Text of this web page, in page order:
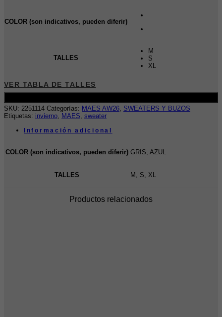
COLOR (son indicativos, pueden diferir)
TALLES
M
S
XL
VER TABLA DE TALLES
SKU: 2251114 Categorías: MAES AW26, SWEATERS Y BUZOS
Etiquetas: invierno, MAES, sweater
Información adicional
COLOR (son indicativos, pueden diferir) GRIS, AZUL
TALLES M, S, XL
Productos relacionados